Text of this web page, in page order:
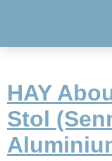
HAY
Stol